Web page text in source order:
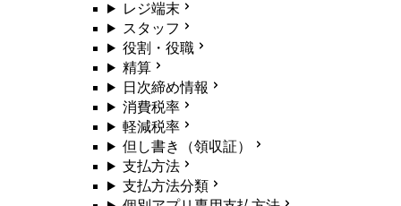
レジ端末
スタッフ
役割・役職
精算
日次締め情報
消費税率
軽減税率
但し書き（領収証）
支払方法
支払方法分類